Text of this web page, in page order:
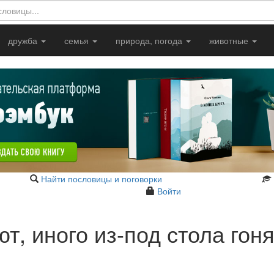
дружба семья природа, погода животные
Найти пословицы и поговорки
Войти
иного из-под стола